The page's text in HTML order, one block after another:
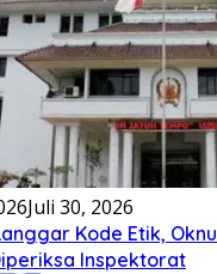
Juli 30, 2026
Kode Etik,
Inspektorat